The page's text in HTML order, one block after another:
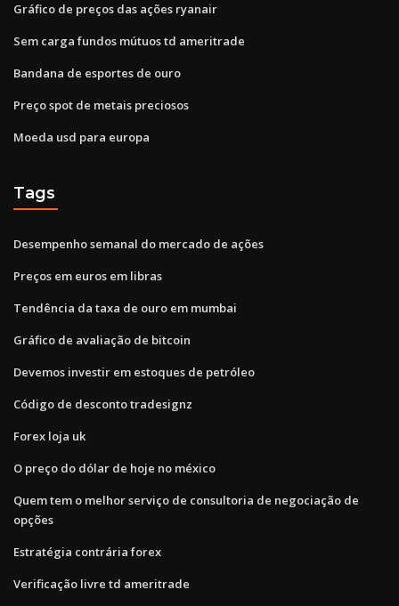
Gráfico de preços das ações ryanair
Sem carga fundos mútuos td ameritrade
Bandana de esportes de ouro
Preço spot de metais preciosos
Moeda usd para europa
Tags
Desempenho semanal do mercado de ações
Preços em euros em libras
Tendência da taxa de ouro em mumbai
Gráfico de avaliação de bitcoin
Devemos investir em estoques de petróleo
Código de desconto tradesignz
Forex loja uk
O preço do dólar de hoje no méxico
Quem tem o melhor serviço de consultoria de negociação de
opções
Estratégia contrária forex
Verificação livre td ameritrade